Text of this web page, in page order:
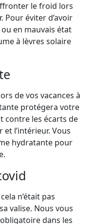
le froid lors
Pour éviter d’avoir
en mauvais état
à lèvres solaire
de vos vacances à
protégera votre
contre les écarts de
l’intérieur. Vous
hydratante pour
n’était pas
valise. Nous vous
dans les